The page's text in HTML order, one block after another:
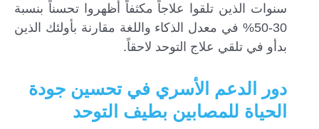
سنوات الذين تلقوا علاجاً مكثفاً أظهروا تحسناً بنسبة
30-50% في معدل الذكاء واللغة مقارنة بأولئك الذين
بدأو في تلقي علاج التوحد لاحقاً.
دور الدعم الأسري في تحسين جودة
الحياة للمصابين بطيف التوحد